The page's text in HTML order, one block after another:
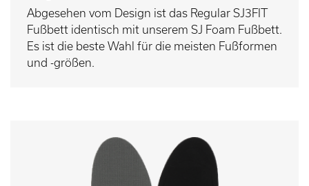
Abgesehen vom Design ist das Regular SJ3FIT
Fußbett identisch mit unserem SJ Foam Fußbett.
Es ist die beste Wahl für die meisten Fußformen
und -größen.